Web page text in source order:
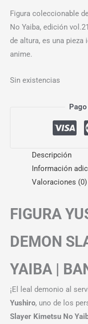
Figura coleccionable
No Yaiba, edición
de altura, es una pieza
anime.
Sin existencias
Descripción
Información
Valoraciones (0)
FIGURA
DEMON
YAIBA |
¡El leal demonio al
Yushiro, uno de los
Slayer Kimetsu No